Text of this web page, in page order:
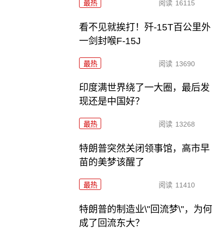
最热 阅读 16115
看不见就挨打！歼-15T百公里外
一剑封喉F-15J
最热 阅读 13690
印度满世界绕了一大圈，最后发
现还是中国好？
最热 阅读 13268
特朗普突然关闭领事馆，高市早
苗的美梦该醒了
最热 阅读 11410
特朗普的制造业\"回流梦\"，为何
成了回流东大？